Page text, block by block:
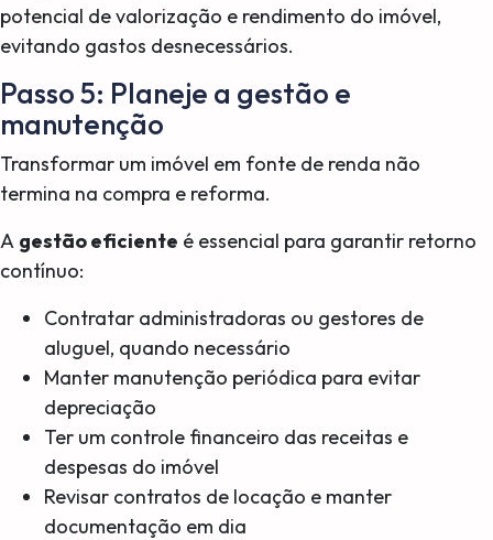
potencial de valorização e rendimento do imóvel,
evitando gastos desnecessários.
Passo 5: Planeje a gestão e
manutenção
Transformar um imóvel em fonte de renda não
termina na compra e reforma.
A gestão eficiente é essencial para garantir retorno
contínuo:
Contratar administradoras ou gestores de
aluguel, quando necessário
Manter manutenção periódica para evitar
depreciação
Ter um controle financeiro das receitas e
despesas do imóvel
Revisar contratos de locação e manter
documentação em dia